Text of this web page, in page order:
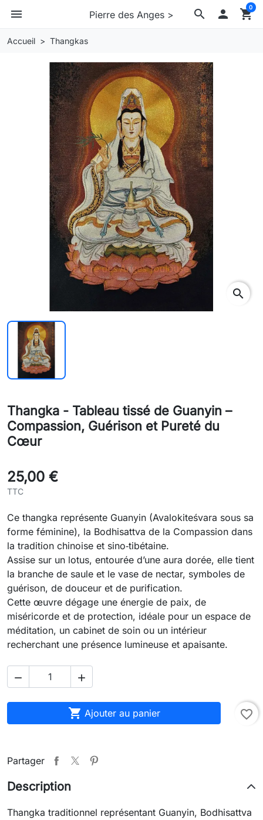
Pierre des Anges > search
menu  shopping_cart
0
Accueil Thangkas
search
Thangka - Tableau tissé de Guanyin –
Compassion, Guérison et Pureté du
Cœur
25,00 €
TTC
Ce thangka représente Guanyin (Avalokiteśvara sous sa
forme féminine), la Bodhisattva de la Compassion dans
la tradition chinoise et sino‑tibétaine.
Assise sur un lotus, entourée d’une aura dorée, elle tient
la branche de saule et le vase de nectar, symboles de
guérison, de douceur et de purification.
Cette œuvre dégage une énergie de paix, de
miséricorde et de protection, idéale pour un espace de
méditation, un cabinet de soin ou un intérieur
recherchant une présence lumineuse et apaisante.
 
 Ajouter au panier favorite_border
Partager
Description
Thangka traditionnel représentant Guanyin, Bodhisattva